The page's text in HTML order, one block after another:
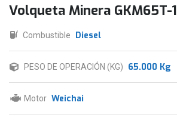
Volqueta Minera GKM65T-1
Combustible Diesel
PESO DE OPERACIÓN (KG) 65.000 Kg
Motor Weichai